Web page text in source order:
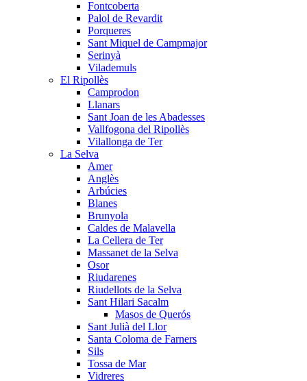
Fontcoberta
Palol de Revardit
Porqueres
Sant Miquel de Campmajor
Serinyà
Vilademuls
El Ripollès
Camprodon
Llanars
Sant Joan de les Abadesses
Vallfogona del Ripollès
Vilallonga de Ter
La Selva
Amer
Anglès
Arbúcies
Blanes
Brunyola
Caldes de Malavella
La Cellera de Ter
Massanet de la Selva
Osor
Riudarenes
Riudellots de la Selva
Sant Hilari Sacalm
Masos de Querós
Sant Julià del Llor
Santa Coloma de Farners
Sils
Tossa de Mar
Vidreres